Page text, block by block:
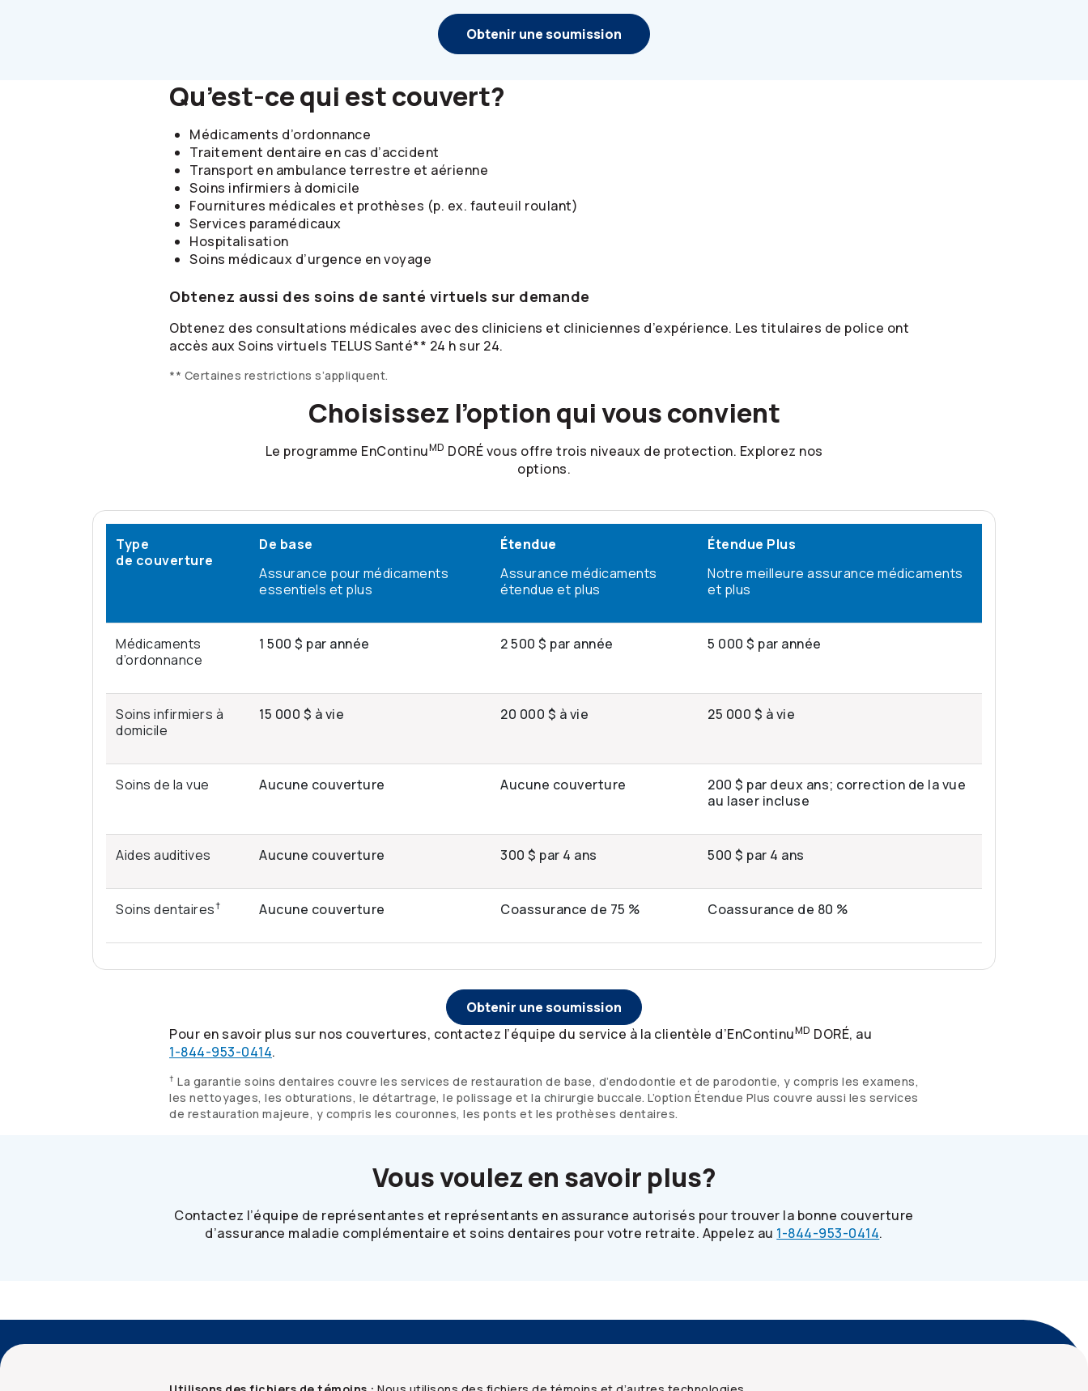
Obtenir une soumission
Qu’est-ce qui est couvert?
Médicaments d’ordonnance
Traitement dentaire en cas d’accident
Transport en ambulance terrestre et aérienne
Soins infirmiers à domicile
Fournitures médicales et prothèses (p. ex. fauteuil roulant)
Services paramédicaux
Hospitalisation
Soins médicaux d’urgence en voyage
Obtenez aussi des soins de santé virtuels sur demande
Obtenez des consultations médicales avec des cliniciens et cliniciennes d’expérience. Les titulaires de police ont
accès aux Soins virtuels TELUS Santé** 24 h sur 24.
** Certaines restrictions s’appliquent.
Choisissez l’option qui vous convient
Le programme EnContinuMD DORÉ vous offre trois niveaux de protection. Explorez nos
options.
Type
de couverture
De base
Assurance pour médicaments
essentiels et plus
Étendue
Assurance médicaments
étendue et plus
Étendue Plus
Notre meilleure assurance médicaments
et plus
Médicaments
d’ordonnance
1 500 $ par année 2 500 $ par année 5 000 $ par année
Soins infirmiers à
domicile
15 000 $ à vie 20 000 $ à vie 25 000 $ à vie
Soins de la vue Aucune couverture Aucune couverture
200 $ par deux ans; correction de la vue
au laser incluse
Aides auditives Aucune couverture 300 $ par 4 ans 500 $ par 4 ans
Soins dentaires† Aucune couverture Coassurance de 75 % Coassurance de 80 %
Obtenir une soumission
Pour en savoir plus sur nos couvertures, contactez l’équipe du service à la clientèle d’EnContinuMD DORÉ, au
1-844-953-0414.
† La garantie soins dentaires couvre les services de restauration de base, d’endodontie et de parodontie, y compris les examens,
les nettoyages, les obturations, le détartrage, le polissage et la chirurgie buccale. L’option Étendue Plus couvre aussi les services
de restauration majeure, y compris les couronnes, les ponts et les prothèses dentaires.
Vous voulez en savoir plus?
Contactez l’équipe de représentantes et représentants en assurance autorisés pour trouver la bonne couverture
d’assurance maladie complémentaire et soins dentaires pour votre retraite. Appelez au 1-844-953-0414.
Services aux conseillers Ressources Foire aux questions Mentions juridiques Sécurité et confidentialité